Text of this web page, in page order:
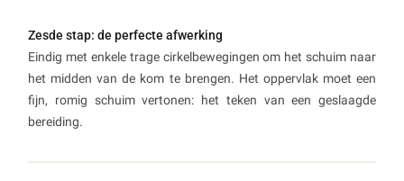
Zesde stap: de perfecte afwerking
Eindig met enkele trage cirkelbewegingen om het schuim naar
het midden van de kom te brengen. Het oppervlak moet een
fijn, romig schuim vertonen: het teken van een geslaagde
bereiding.